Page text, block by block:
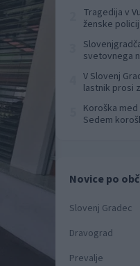
Tragedija v
ženske
svetovnega
V Slovenj
lastnik prosi
Koroška
Sedem
Novice po
Slovenj Gradec
Dravograd
Prevalje